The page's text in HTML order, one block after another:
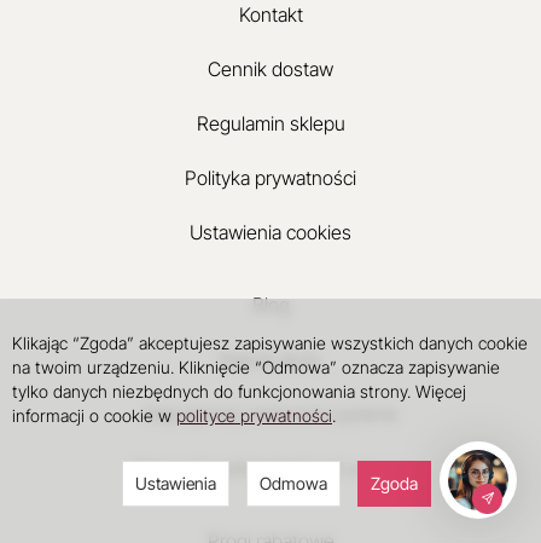
Kontakt
Cennik dostaw
Regulamin sklepu
Polityka prywatności
Ustawienia cookies
Blog
Nasze atuty
Najczęściej zadawane pytania
Prawo do odstąpienia od umowy
Klikając “Zgoda” akceptujesz zapisywanie wszystkich danych cookie
na twoim urządzeniu. Kliknięcie “Odmowa” oznacza zapisywanie
tylko danych niezbędnych do funkcjonowania strony. Więcej
informacji o cookie w polityce prywatności.
Ustawienia Odmowa Zgoda